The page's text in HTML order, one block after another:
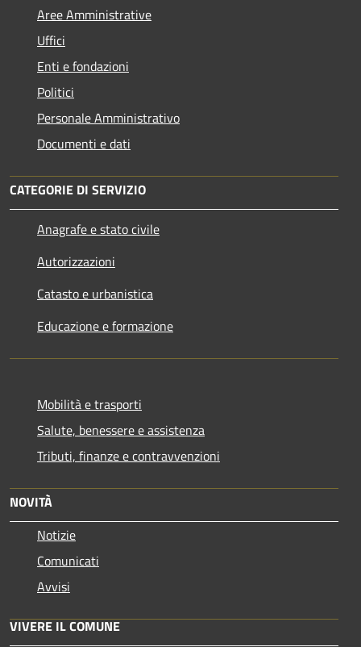
Aree Amministrative
Uffici
Enti e fondazioni
Politici
Personale Amministrativo
Documenti e dati
CATEGORIE DI SERVIZIO
Anagrafe e stato civile
Autorizzazioni
Catasto e urbanistica
Educazione e formazione
Mobilità e trasporti
Salute, benessere e assistenza
Tributi, finanze e contravvenzioni
NOVITÀ
Notizie
Comunicati
Avvisi
VIVERE IL COMUNE